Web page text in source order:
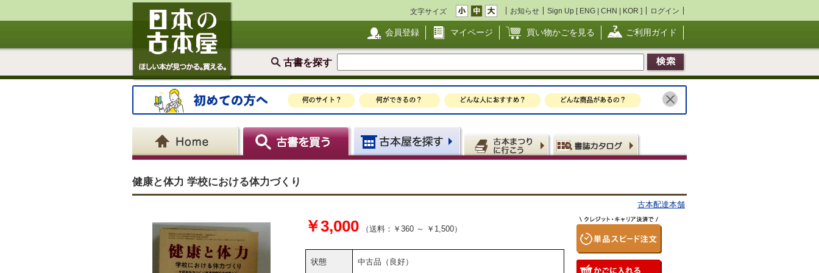
文字サイズ お知らせ Sign Up [ ENG | CHN | KOR ] ログイン
会員登録 マイページ 買い物かごを見る ご利用ガイド
古書を探す
健康と体力 学校における体力づくり
古本配達本舗
￥3,000 （送料：￥360 ～ ￥1,500）
状態 中古品（良好）